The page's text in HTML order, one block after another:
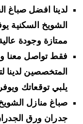
لدينا افضل صباغ
الشويخ السكنية
ممتازة وجودة عالية
فقط تواصل معنا
المتخصصين لدينا
يلبي توقعاتك ويوفر
صباغ منازل الشويخ
جدران ورق الجدران